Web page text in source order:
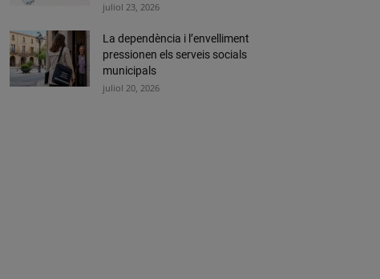
juliol 23, 2026
La dependència i l’envelliment
pressionen els serveis socials
municipals
juliol 20, 2026